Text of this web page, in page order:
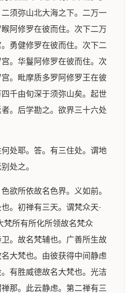
须弥山北大海之下。二万一
阿修罗在彼而住。次下二万
勇健修罗在彼而住。次下二
。华鬘阿修罗在彼而住。次
。毗摩质多罗阿修罗王在彼
千由旬深于须弥山矣。起世
。后学勘之。欲界三十六处
处耶。答。有三住处。谓地
处之。
欲所依故名色界。义如前。
。初禅有三天。谓梵众天·
梵所有所化所领故名梵众
。故名梵辅也。广善所生故
大梵也。由彼获得中间静虑
有胜威德故名大梵也。光洁
那。此云静虑。第二禅有三